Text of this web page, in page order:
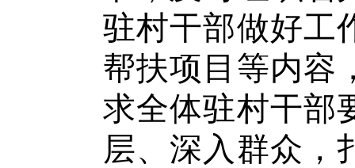
驻村干部做好工
帮扶项目等内容
求全体驻村干部
层、深入群众，